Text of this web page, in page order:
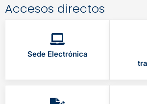
Accesos directos
Sede Electrónica